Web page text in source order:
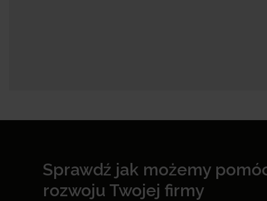
Sprawdź jak możemy
rozwoju Twojej firmy